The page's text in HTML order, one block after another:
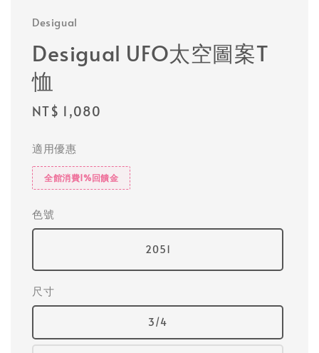
Desigual
Desigual UFO太空圖案T
恤
Regular
NT$ 1,080
適用優惠
全館消費1%回饋金
色號
2051
尺寸
3/4